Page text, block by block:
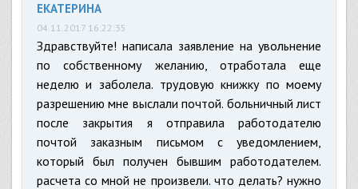
ЕКАТЕРИНА
04.11.2017 16:22:35
Здравствуйте! написала заявление на увольнение
по собственному желанию, отработала еще
неделю и заболела. трудовую книжку по моему
разрешению мне выслали почтой. больничный лист
после закрытия я отправила работодателю
почтой заказным письмом с уведомлением,
который был получен бывшим работодателем.
расчета со мной не произвели. что делать? нужно